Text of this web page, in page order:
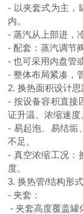
- 以夹套式为主，
内。
- 蒸汽从上部进，
- 配套：蒸汽调节
- 也可采用内盘管
- 整体布局紧凑，
2. 换热面积设计思
- 按设备容积直接
证升温、浓缩速度
- 易起泡、易结垢
不足。
- 真空浓缩工况：
度。
3. 换热管/结构形式
- 夹套：
- 夹套高度覆盖罐